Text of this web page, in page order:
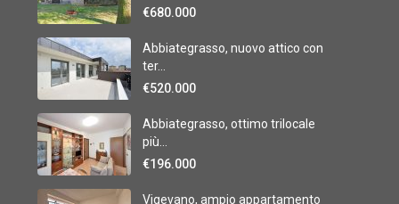
€680.000
Abbiategrasso, nuovo attico con
ter...
€520.000
Abbiategrasso, ottimo trilocale
più...
€196.000
Vigevano, ampio appartamento